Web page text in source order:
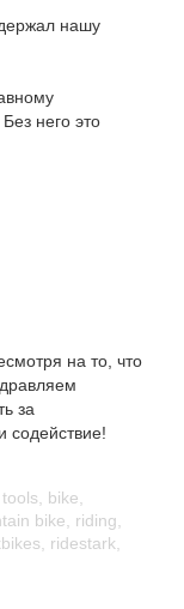
нашу
него это
на то, что
за
содействие!
bike
bike riding
ridestark